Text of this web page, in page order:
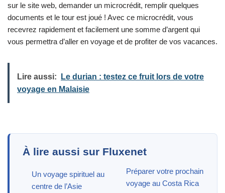
sur le site web, demander un microcrédit, remplir quelques
documents et le tour est joué ! Avec ce microcrédit, vous
recevrez rapidement et facilement une somme d’argent qui
vous permettra d’aller en voyage et de profiter de vos vacances.
Lire aussi:
Le durian : testez ce fruit lors de votre
voyage en Malaisie
À lire aussi sur Fluxenet
Un voyage spirituel au
centre de l’Asie
Préparer votre prochain
voyage au Costa Rica